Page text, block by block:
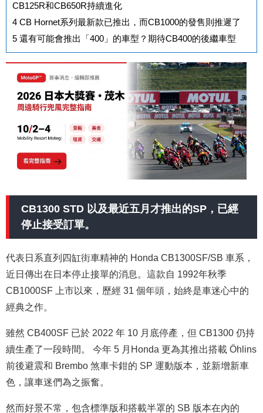
CB125R和CB650R持續進化
4 CB Hornet系列最新款已推出，而CB1000的發售則推遲了
5 還有可能會推出「400」的車型？期待CB400的後繼車型
CB1300 STD 以及最近五月才推出的SP，已經
停止接受訂單。
代表日系直列四缸街車精神的 Honda CB1300SF/SB 車系，
近日傳出在日本停止接單的消息。這款自 1992年秋季
CB1000SF 上市以來，歷經 31 個年頭，始終是車迷心中的
經典之作。
雖然 CB400SF 已於 2022 年 10 月底停產，但 CB1300 仍持
續生產了一段時間。 今年 5 月Honda 更為其推出搭載 Öhlins
前後避震和 Brembo 煞車卡鉗的 SP 運動版本，並新增新車
色，讓車迷們為之振奮。
然而好景不常，包含標準版和搭載半罩的 SB 版本在內的